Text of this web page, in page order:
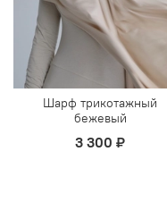
Шарф трикотажный
бежевый
3 300 ₽